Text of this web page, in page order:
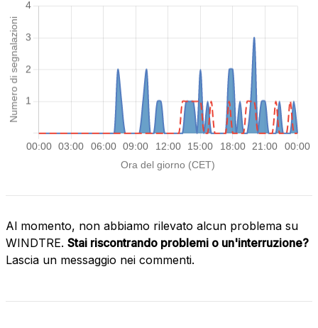
Al momento, non abbiamo rilevato alcun problema su
WINDTRE. Stai riscontrando problemi o un'interruzione?
Lascia un messaggio nei commenti.